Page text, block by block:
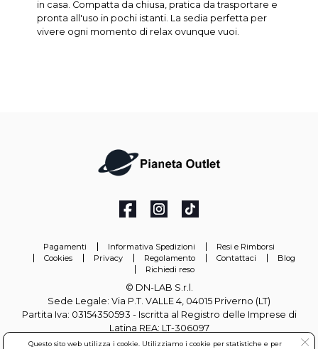
in casa. Compatta da chiusa, pratica da trasportare e
pronta all'uso in pochi istanti. La sedia perfetta per
vivere ogni momento di relax ovunque vuoi.
Pagamenti Informativa Spedizioni
Resi e Rimborsi
Cookies
Privacy Regolamento Contattaci
Blog
Richiedi reso
© DN-LAB S.r.l.
Sede Legale: Via P.T. VALLE 4, 04015 Priverno (LT)
Partita Iva: 03154350593 - Iscritta al Registro delle Imprese di
Latina REA: LT-306097
Questo sito web utilizza i cookie. Utilizziamo i cookie per statistiche e per